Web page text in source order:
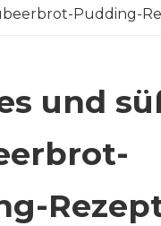
Pudding-
und